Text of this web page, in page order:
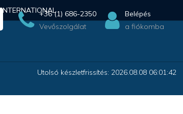
INTERNATIONAL+36 (1) 686-2350
Vevőszolgálat
Belépés
a fiókomba
Utolsó készletfrissítés: 2026.08.08 06:01:42